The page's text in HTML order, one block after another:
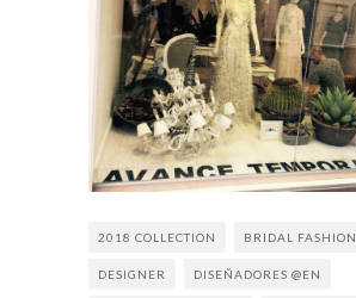
2018 COLLECTION BRIDAL FASHION
DESIGNER DISEÑADORES @EN